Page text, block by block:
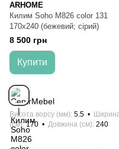
ARHOME
Килим Soho M826 color 131
170x240 (бежевий; сірий)
8 500 грн
Купити
Висота ворсу (мм) 5.5
(см) 170 Довжина (см) 240